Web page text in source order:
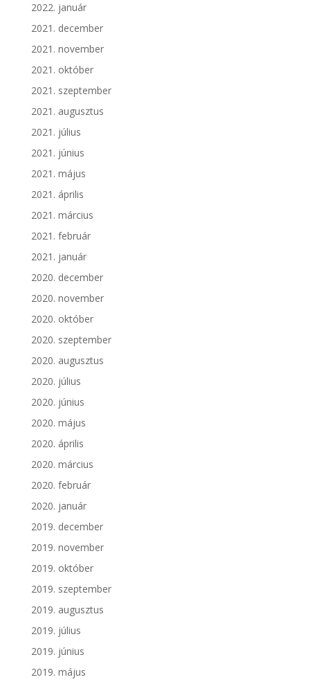
2022. január
2021. december
2021. november
2021. október
2021. szeptember
2021. augusztus
2021. július
2021. június
2021. május
2021. április
2021. március
2021. február
2021. január
2020. december
2020. november
2020. október
2020. szeptember
2020. augusztus
2020. július
2020. június
2020. május
2020. április
2020. március
2020. február
2020. január
2019. december
2019. november
2019. október
2019. szeptember
2019. augusztus
2019. július
2019. június
2019. május